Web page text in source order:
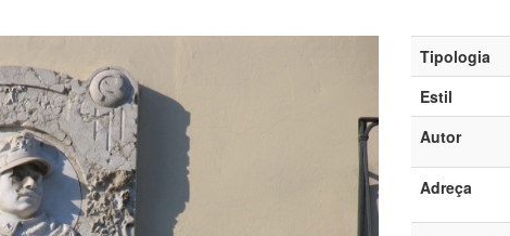
Tipologia
Estil
Autor
Adreça